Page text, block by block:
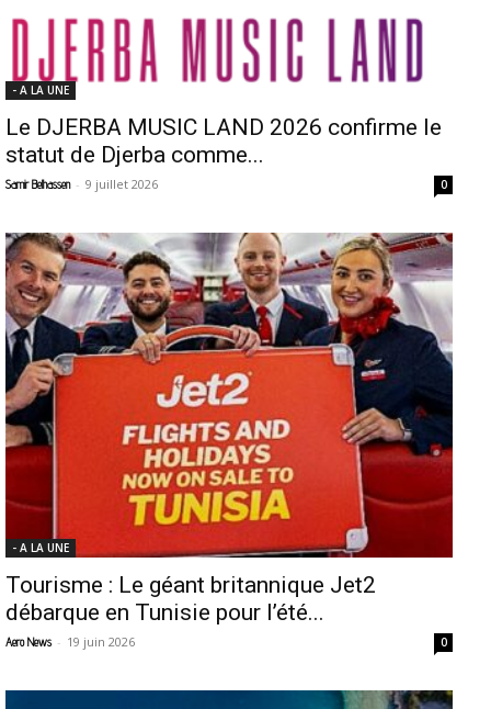
- A LA UNE
Le DJERBA MUSIC LAND 2026 confirme le
statut de Djerba comme...
Samir Belhassen - 9 juillet 2026 0
- A LA UNE
Tourisme : Le géant britannique Jet2
débarque en Tunisie pour l’été...
Aero News - 19 juin 2026 0